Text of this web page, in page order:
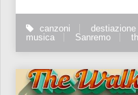
canzoni destiazione
musica
Sanremo